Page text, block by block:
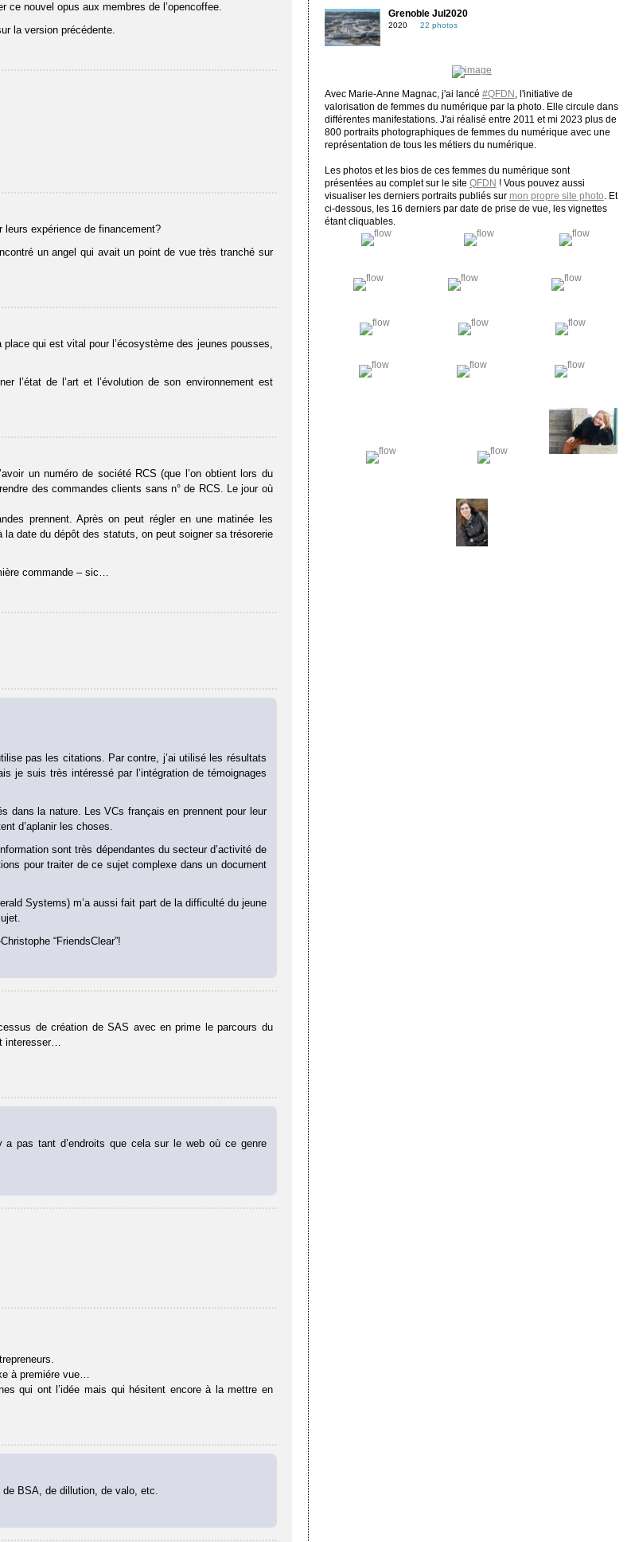
ce nouvel opus aux membres de l’opencoffee.
la version précédente.
leurs expérience de financement?
un angel qui avait un point de vue très tranché sur
qui est vital pour l’écosystème des jeunes pousses,
l’état de l’art et l’évolution de son environnement est
un numéro de société RCS (que l’on obtient lors du
des commandes clients sans n° de RCS. Le jour où
prennent. Après on peut régler en une matinée les
date du dépôt des statuts, on peut soigner sa trésorerie
commande – sic…
pas les citations. Par contre, j’ai utilisé les résultats
je suis très intéressé par l’intégration de témoignages
dans la nature. Les VCs français en prennent pour leur
d’aplanir les choses.
sont très dépendantes du secteur d’activité de
pour traiter de ce sujet complexe dans un document
Systems) m’a aussi fait part de la difficulté du jeune
“FriendsClear”!
de création de SAS avec en prime le parcours du
interesser…
a pas tant d’endroits que cela sur le web où ce genre
à premiére vue…
qui ont l’idée mais qui hésitent encore à la mettre en
de BSA, de dillution, de valo, etc.
Grenoble Jul2020
2020 22 photos
Avec Marie-Anne Magnac, j'ai lancé #QFDN
, l'initiative de
valorisation de femmes du numérique par la photo. Elle circule dans
différentes manifestations. J'ai réalisé entre 2011 et mi 2023 plus de
800 portraits photographiques de femmes du numérique avec une
représentation de tous les métiers du numérique.
Les photos et les bios de ces femmes du numérique sont
présentées au complet sur le site QFDN ! Vous pouvez aussi
visualiser les derniers portraits publiés sur mon propre site photo . Et
ci-dessous, les 16 derniers par date de prise de vue, les vignettes
étant cliquables.